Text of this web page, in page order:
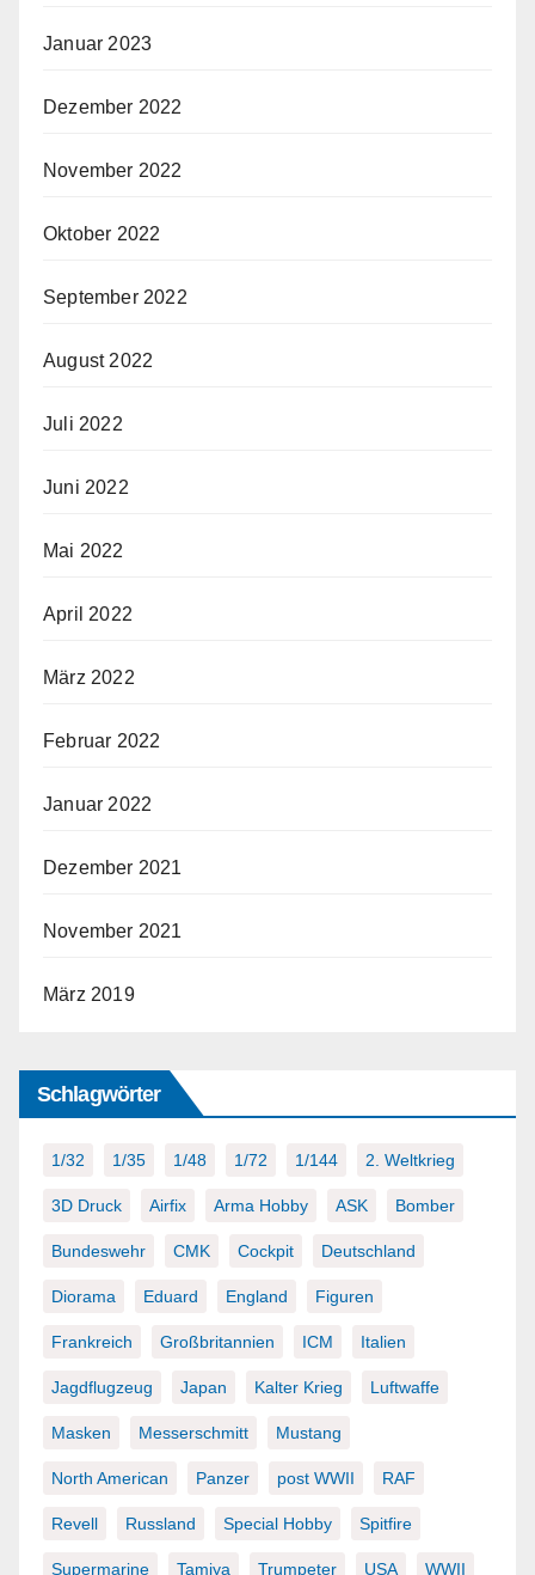
Januar 2023
Dezember 2022
November 2022
Oktober 2022
September 2022
August 2022
Juli 2022
Juni 2022
Mai 2022
April 2022
März 2022
Februar 2022
Januar 2022
Dezember 2021
November 2021
März 2019
Schlagwörter
1/32 1/35 1/48 1/72 1/144 2. Weltkrieg
3D Druck Airfix Arma Hobby ASK Bomber
Bundeswehr CMK Cockpit Deutschland
Diorama Eduard England Figuren
Frankreich Großbritannien ICM Italien
Jagdflugzeug Japan Kalter Krieg Luftwaffe
Masken Messerschmitt Mustang
North American Panzer post WWII RAF
Revell Russland Special Hobby Spitfire
Supermarine Tamiya Trumpeter USA WWII